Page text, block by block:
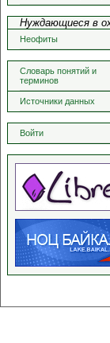
Нуждающиеся в
Неофиты
Словарь понятий и
терминов
Источники данных
Войти